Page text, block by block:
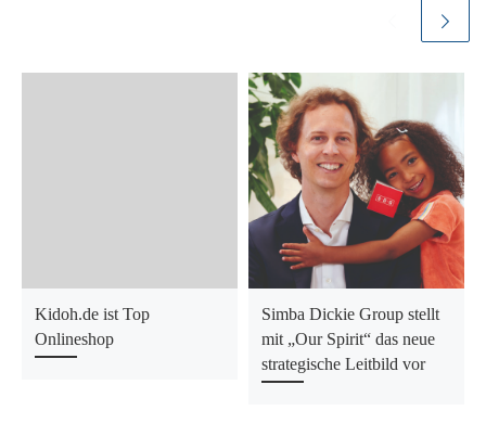
Kidoh.de ist Top
Onlineshop
Simba Dickie Group stellt
mit „Our Spirit“ das neue
strategische Leitbild vor